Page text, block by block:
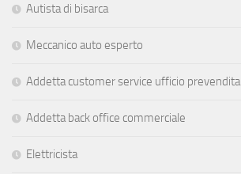
Autista di bisarca
Meccanico auto esperto
Addetta customer service ufficio prevendita
Addetta back office commerciale
Elettricista